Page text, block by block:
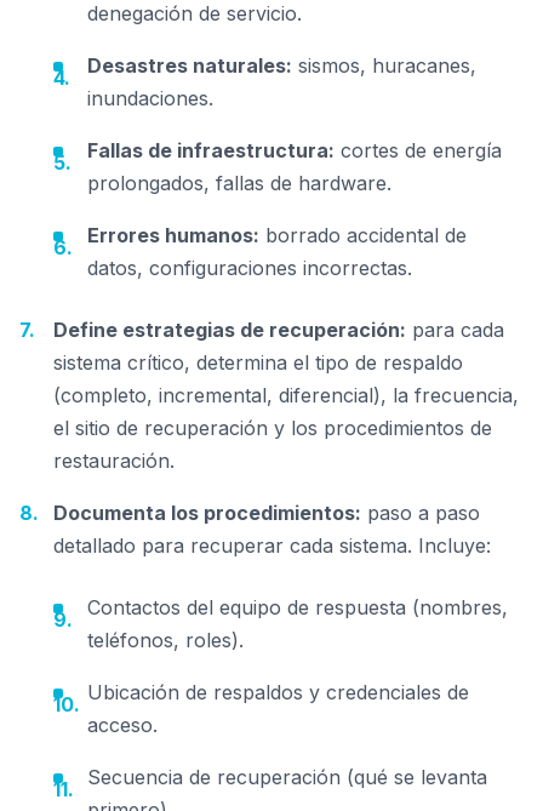
denegación de servicio.
Desastres naturales: sismos, huracanes,
inundaciones.
Fallas de infraestructura: cortes de energía
prolongados, fallas de hardware.
Errores humanos: borrado accidental de
datos, configuraciones incorrectas.
Define estrategias de recuperación: para cada
sistema crítico, determina el tipo de respaldo
(completo, incremental, diferencial), la frecuencia,
el sitio de recuperación y los procedimientos de
restauración.
Documenta los procedimientos: paso a paso
detallado para recuperar cada sistema. Incluye:
Contactos del equipo de respuesta (nombres,
teléfonos, roles).
Ubicación de respaldos y credenciales de
acceso.
Secuencia de recuperación (qué se levanta